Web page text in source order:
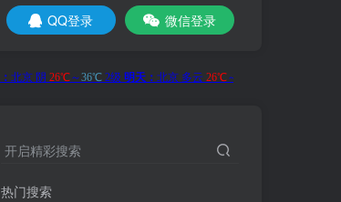
QQ登录 微信登录
开启精彩搜索
热门搜索